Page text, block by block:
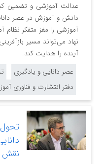
عدالت آموزشی و تضمین
دانش و آموزش در عصر
آموزشی را مغز متفکر
نهاد می‌تواند مسیر
آینده را هدایت کند.
عصر دانایی و یادگیری
دفتر انتشارت و فناوری
نقش